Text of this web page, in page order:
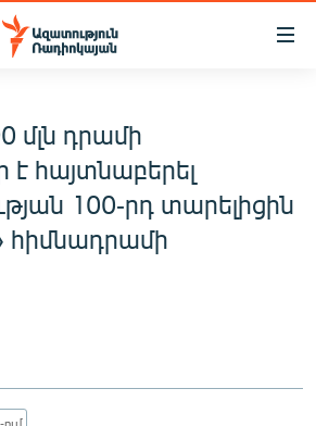
2026
մլն դրամի
հայտնաբերել
100-րդ տարելիցին